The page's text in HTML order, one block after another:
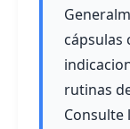
cápsulas
rutinas
Consulte